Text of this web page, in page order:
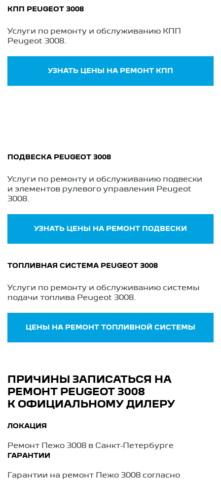
КПП PEUGEOT 3008
Услуги по ремонту и обслуживанию КПП
Peugeot 3008.
УЗНАТЬ ЦЕНЫ НА РЕМОНТ КПП
ПОДВЕСКА PEUGEOT 3008
Услуги по ремонту и обслуживанию подвески
и элементов рулевого управления Peugeot
3008.
УЗНАТЬ ЦЕНЫ НА РЕМОНТ ПОДВЕСКИ
ТОПЛИВНАЯ СИСТЕМА PEUGEOT 3008
Услуги по ремонту и обслуживанию системы
подачи топлива Peugeot 3008.
ЦЕНЫ НА РЕМОНТ ТОПЛИВНОЙ СИСТЕМЫ
ПРИЧИНЫ ЗАПИСАТЬСЯ НА
РЕМОНТ PEUGEOT 3008
К ОФИЦИАЛЬНОМУ ДИЛЕРУ
ЛОКАЦИЯ
Ремонт Пежо 3008 в Санкт-Петербурге
ГАРАНТИИ
Гарантии на ремонт Пежо 3008 согласно